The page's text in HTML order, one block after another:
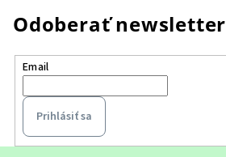
Odoberať newsletter
Email
Prihlásiť sa